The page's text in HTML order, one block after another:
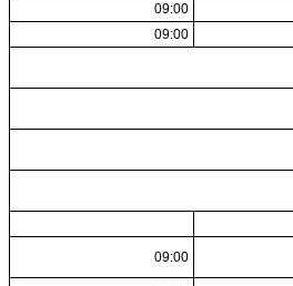
09:00
09:00
09:00